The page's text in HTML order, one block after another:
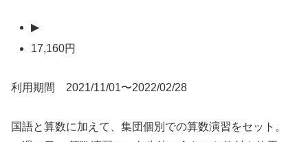
▶
17,160円
利用期間 2021/11/01〜2022/02/28
国語と算数に加えて、集団個別での算数演習をセット。